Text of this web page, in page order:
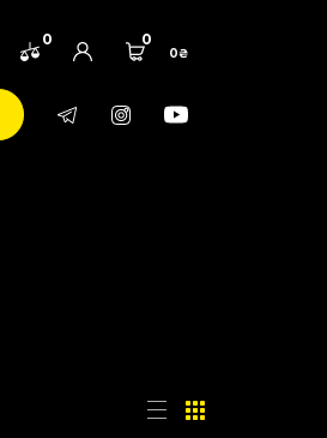
0 0
0₴